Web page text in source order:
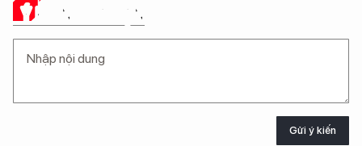
Ý KIẾN CỦA BẠN
Gửi ý kiến